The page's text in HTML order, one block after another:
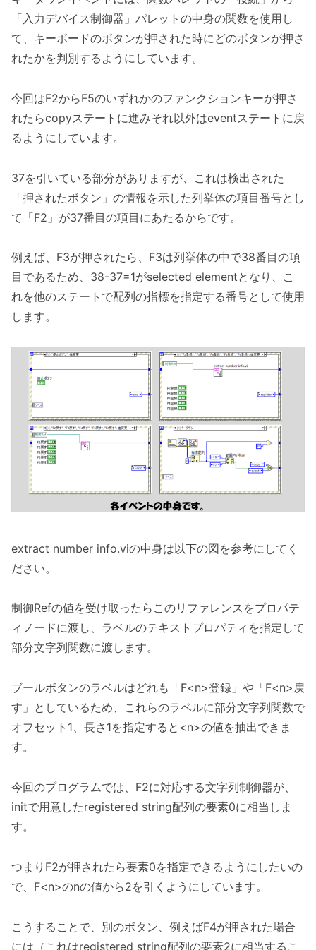
「入力デバイス制御器」パレットの中身の関数を使用し
て、キーボードのボタンが押された時にどのボタンが押さ
れたかを判別するようにしています。
今回はF2からF5のいずれかのファンクションキーが押さ
れたらcopyステートに進みそれ以外はeventステートに戻
るようにしています。
37を引いている部分がありますが、これは検出された
「押されたボタン」の情報を示した列挙体の項目番号とし
て「F2」が37番目の項目にあたるからです。
例えば、F3が押されたら、F3は列挙体の中で38番目の項
目であるため、38-37=1がselected elementとなり、こ
れを他のステートで配列の指標を指定する番号として使用
します。
extract number info.viの中身は以下の図を参考にしてく
ださい。
制御Refの値を受け取ったらこのリファレンスをプロパテ
ィノードに渡し、ラベルのテキストプロパティを指定して
部分文字列関数に渡します。
ブールボタンのラベルはどれも「F<n>登録」や「F<n>戻
す」としているため、これらのラベルに部分文字列関数で
オフセット1、長さ1を指定すると<n>の値を抽出できま
す。
今回のプログラムでは、F2に対応する文字列制御器が、
initで用意したregistered string配列の要素0に相当しま
す。
つまりF2が押されたら要素0を指定できるようにしたいの
で、F<n>のnの値から2を引くようにしています。
こうすることで、別のボタン、例えばF4が押された場合
には（これはregistered string配列の要素2に相当するこ